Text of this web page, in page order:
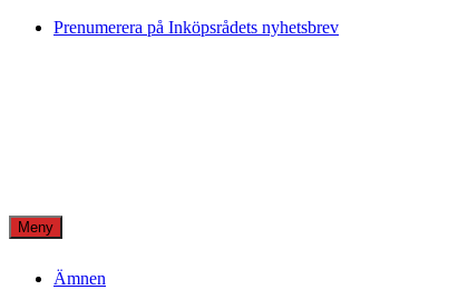
Skip
Prenumerera på Inköpsrådets nyhetsbrev
Meny
Ämnen